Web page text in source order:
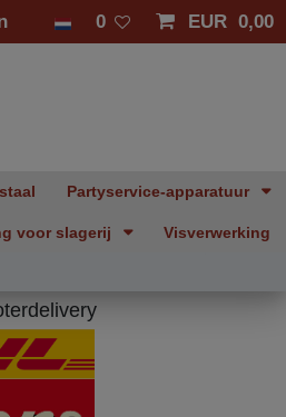
0 EUR 0,00
Partyservice-apparatuur
voor slagerij Visverwerking